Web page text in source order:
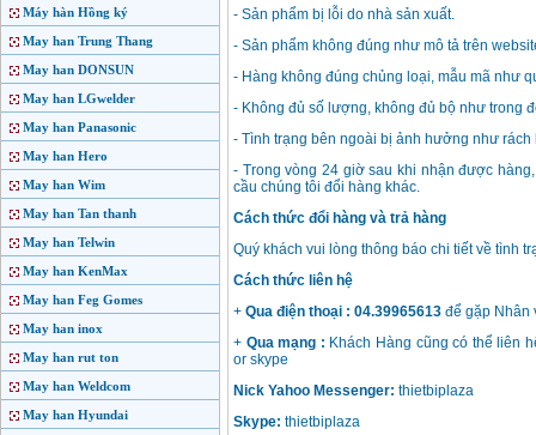
Máy hàn Hồng ký
May han Trung Thang
May han DONSUN
May han LGwelder
May han Panasonic
May han Hero
May han Wim
May han Tan thanh
May han Telwin
May han KenMax
May han Feg Gomes
May han inox
May han rut ton
May han Weldcom
May han Hyundai
- Sản phẩm bị lỗi do nhà sản xuất.
- Sản phẩm không đúng như mô tả trên
- Hàng không đúng chủng loại, mẫu mã như
- Không đủ số lượng, không đủ bộ như trong
- Tình trạng bên ngoài bị ảnh hưởng như
- Trong vòng 24 giờ sau khi nhận được
cầu chúng tôi đổi hàng khác.
Cách thức đổi hàng và trả hàng
Quý khách vui lòng thông báo chi tiết về tình
Cách thức liên hệ
+ Qua điện thoại : 04.39965613 để gặp Nhân
+ Qua mạng : Khách Hàng cũng có thể liên
or skype
Nick Yahoo Messenger: thietbiplaza
Skype: thietbiplaza